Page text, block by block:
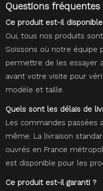
Questions fréquentes
Ce produit est-il
Oui, tous nos produits
Soissons où notre équipe
permettre de les essayer
avant votre visite pour
modèle et taille.
Quels sont les délais de
Les commandes passées
même. La livraison
ouvrés en France
est disponible pour les
Ce produit est-il garanti ?